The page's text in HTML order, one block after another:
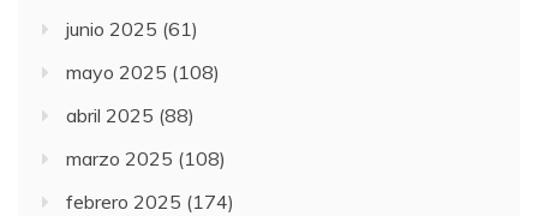
junio 2025 (61)
mayo 2025 (108)
abril 2025 (88)
marzo 2025 (108)
febrero 2025 (174)